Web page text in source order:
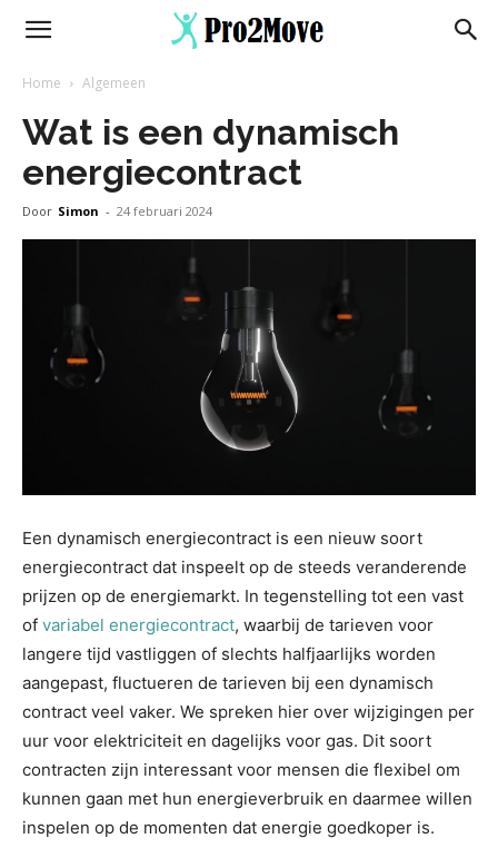
Home Algemeen
Wat is een dynamisch
energiecontract
Door Simon - 24 februari 2024
Een dynamisch energiecontract is een nieuw soort
energiecontract dat inspeelt op de steeds veranderende
prijzen op de energiemarkt. In tegenstelling tot een vast
of variabel energiecontract, waarbij de tarieven voor
langere tijd vastliggen of slechts halfjaarlijks worden
aangepast, fluctueren de tarieven bij een dynamisch
contract veel vaker. We spreken hier over wijzigingen per
uur voor elektriciteit en dagelijks voor gas. Dit soort
contracten zijn interessant voor mensen die flexibel om
kunnen gaan met hun energieverbruik en daarmee willen
inspelen op de momenten dat energie goedkoper is.